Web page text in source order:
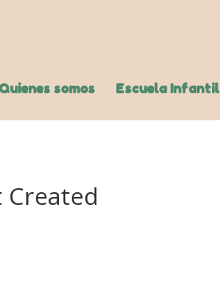
Quienes somos Escuela Infantil
Created